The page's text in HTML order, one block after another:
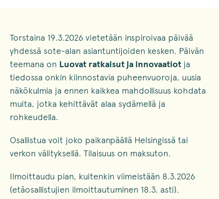
Torstaina 19.3.2026 vietetään inspiroivaa päivää
yhdessä sote-alan asiantuntijoiden kesken. Päivän
teemana on Luovat ratkaisut ja innovaatiot ja
tiedossa onkin kiinnostavia puheenvuoroja, uusia
näkökulmia ja ennen kaikkea mahdollisuus kohdata
muita, jotka kehittävät alaa sydämellä ja
rohkeudella.
Osallistua voit joko paikanpäällä Helsingissä tai
verkon välityksellä. Tilaisuus on maksuton.
Ilmoittaudu pian, kuitenkin viimeistään 8.3.2026
(etäosallistujien ilmoittautuminen 18.3. asti).